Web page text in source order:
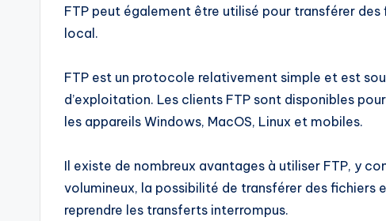
FTP peut également être utilisé pour transférer des
local.
FTP est un protocole relativement simple et est
d’exploitation. Les clients FTP sont disponibles
les appareils Windows, MacOS, Linux et mobiles.
Il existe de nombreux avantages à utiliser FTP, y
volumineux, la possibilité de transférer des fichiers
reprendre les transferts interrompus.